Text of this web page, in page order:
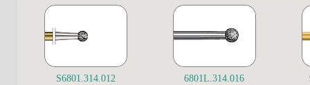
S6801.314.012 6801L.314.016